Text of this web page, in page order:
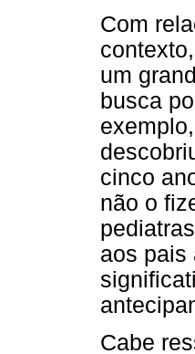
Com
um
busca
cinco
não o
aos pais
Cabe